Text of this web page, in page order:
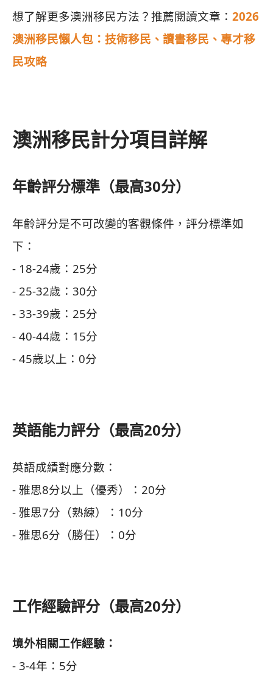
想了解更多澳洲移民方法？推薦閱讀文章： 2026
澳洲移民懶人包：技術移民、讀書移民、專才移
民攻略
澳洲移民計分項目詳解
年齡評分標準（最高30分）
年齡評分是不可改變的客觀條件，評分標準如
下：
- 18-24歲：25分
- 25-32歲：30分
- 33-39歲：25分
- 40-44歲：15分
- 45歲以上：0分
英語能力評分（最高20分）
英語成績對應分數：
- 雅思8分以上（優秀）：20分
- 雅思7分（熟練）：10分
- 雅思6分（勝任）：0分
工作經驗評分（最高20分）
境外相關工作經驗：
- 3-4年：5分